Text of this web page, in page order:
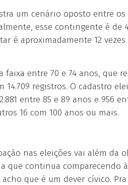
um cenário oposto entre os
esse contingente é de
é aproximadamente 12
entre 70 e 74 anos, que
14.709 registros. O cadastro
entre 85 e 89 anos e 956
16 com 100 anos ou mais.
nas eleições vai além da
que continua comparecendo
que é um dever cívico.